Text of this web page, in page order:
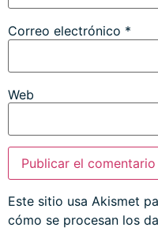
Correo electrónico *
Web
Este sitio usa Akismet
cómo se procesan los